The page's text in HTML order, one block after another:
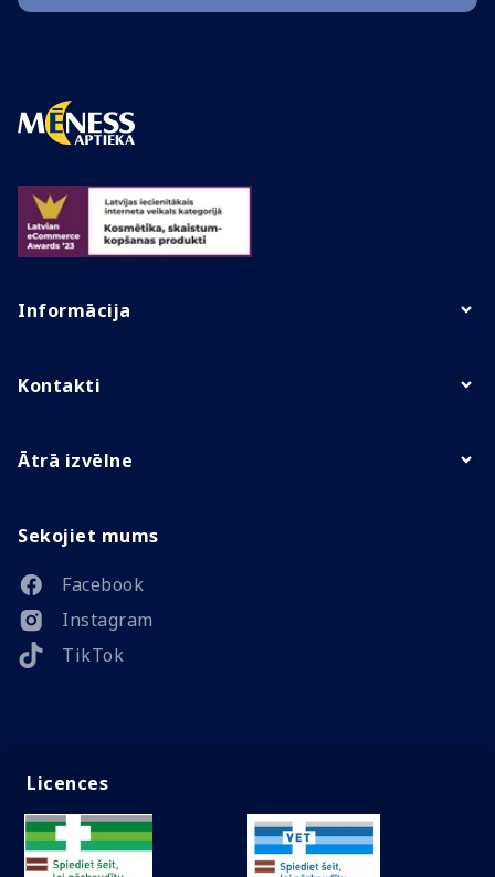
Informācija
Kontakti
Ātrā izvēlne
Sekojiet mums
Facebook
Instagram
TikTok
Licences